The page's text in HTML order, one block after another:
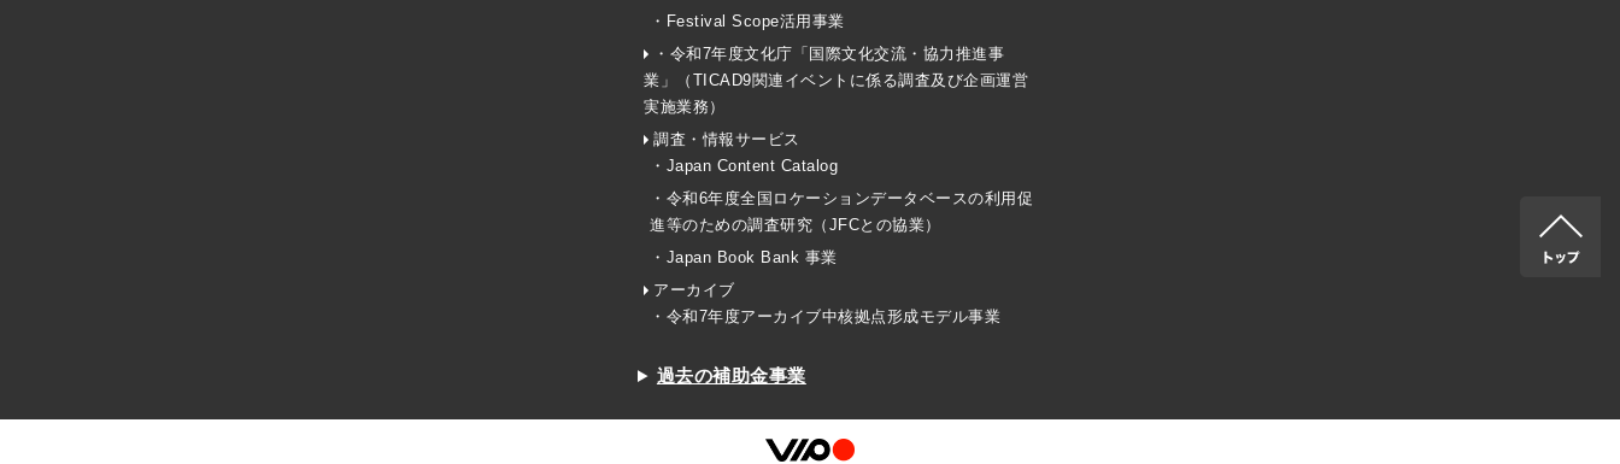
・Festival Scope活用事業
・令和7年度文化庁「国際文化交流・協力推進事
業」（TICAD9関連イベントに係る調査及び企画運営
実施業務）
調査・情報サービス
・Japan Content Catalog
・令和6年度全国ロケーションデータベースの利用促
進等のための調査研究（JFCとの協業）
・Japan Book Bank 事業
アーカイブ
・令和7年度アーカイブ中核拠点形成モデル事業
過去の補助金事業